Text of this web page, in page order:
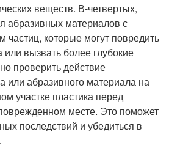
веществ. В-четвертых,
абразивных материалов с
которые могут повредить
или вызвать более глубокие
проверить действие
или абразивного материала на
участке пластика перед
месте. Это поможет
последствий и убедиться в